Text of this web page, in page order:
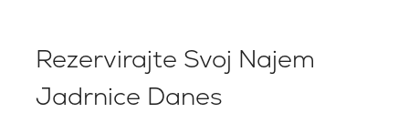
Rezervirajte Svoj Najem
Jadrnice Danes